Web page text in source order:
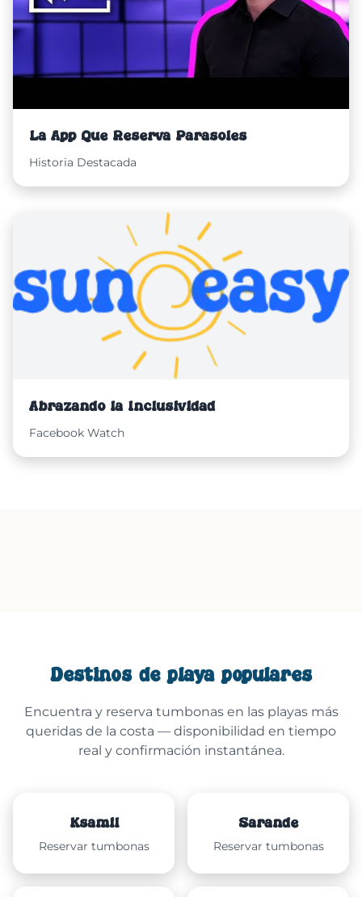
La App Que Reserva Parasoles
Historia Destacada
Abrazando la Inclusividad
Facebook Watch
Destinos de playa populares
Encuentra y reserva tumbonas en las playas más
queridas de la costa — disponibilidad en tiempo
real y confirmación instantánea.
Ksamil
Reservar tumbonas
Sarandë
Reservar tumbonas